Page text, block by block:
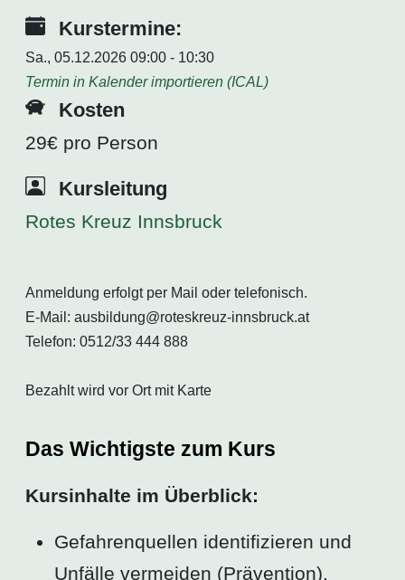
Kurstermine:
Sa., 05.12.2026 09:00 - 10:30
Termin in Kalender importieren (ICAL)
Kosten
29€ pro Person
Kursleitung
Rotes Kreuz Innsbruck
Anmeldung erfolgt per Mail oder telefonisch.
E-Mail: ausbildung@roteskreuz-innsbruck.at
Telefon: 0512/33 444 888
Bezahlt wird vor Ort mit Karte
Das Wichtigste zum Kurs
Kursinhalte im Überblick:
Gefahrenquellen identifizieren und
Unfälle vermeiden (Prävention).